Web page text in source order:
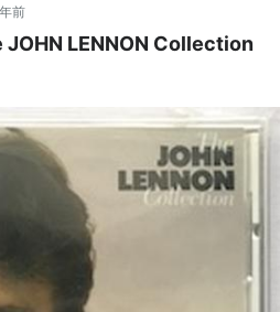
前
JOHN LENNON Collection